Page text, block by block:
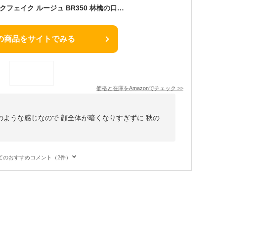
Visee(ヴィセ) ネンマクフェイク ルージュ BR350 林檎の口づけ ブラウンレッド 粘膜リップ 粘膜カラー 血色感 ツヤ感 美容液成分配合 3.8グラム (x 1)
商品をサイトでみる
価格と在庫をAmazonでチェック >>
うな感じなので 顔全体が暗くなりすぎずに 秋の
のおすすめコメント（2件）